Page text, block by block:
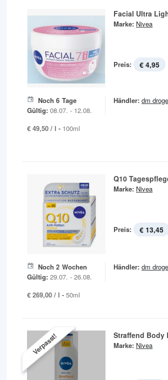
Facial Ultra
Marke: Nivea
Preis: € 4,95
Noch 6 Tage
Gültig: 08.07. - 12.08.
Händler: dm
€ 49,50 / l - 100ml
Q10
Marke: Nivea
Preis: € 13,45
Noch 2 Wochen
Gültig: 29.07. - 26.08.
Händler: dm
€ 269,00 / l - 50ml
Verpasst! Straffend Body
Marke: Nivea